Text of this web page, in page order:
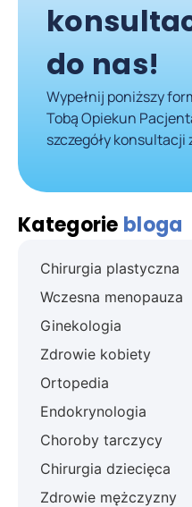
do nas!
Wypełnij poniższy
Tobą Opiekun
szczegóły konsultacji
Kategorie bloga
Chirurgia plastyczna
Wczesna menopauza
Ginekologia
Zdrowie kobiety
Ortopedia
Endokrynologia
Choroby tarczycy
Chirurgia dziecięca
Zdrowie mężczyzny